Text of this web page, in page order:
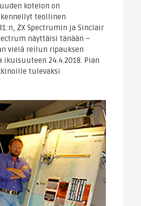
kotelon on
teollinen
ZX Spectrumin ja Sinclair
näyttäisi tänään –
vielä reilun ripauksen
24.4.2018. Pian
tulevaksi